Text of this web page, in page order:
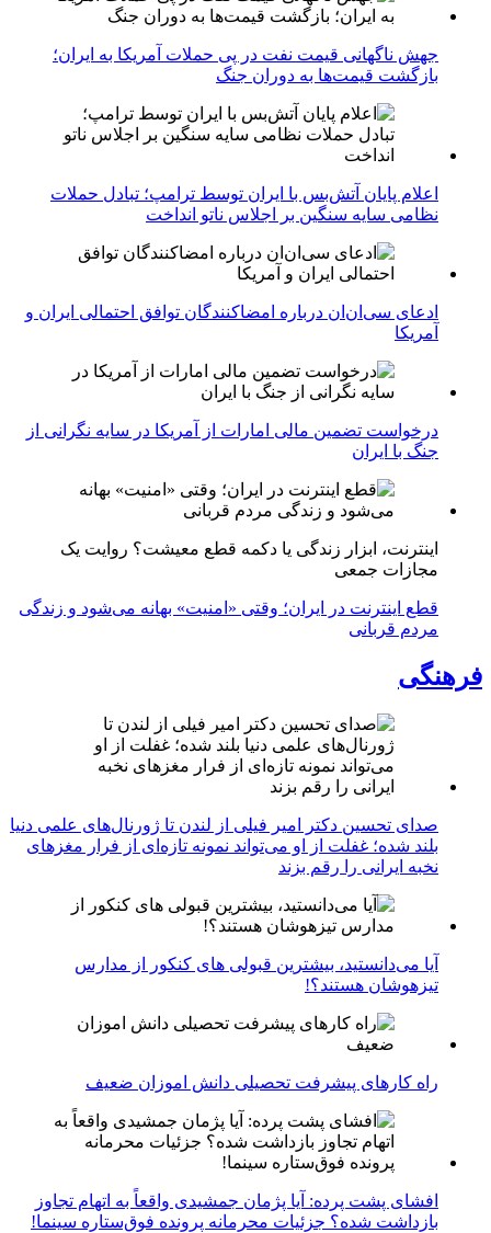
جهش ناگهانی قیمت نفت در پی حملات آمریکا به ایران؛
بازگشت قیمت‌ها به دوران جنگ
اعلام پایان آتش‌بس با ایران توسط ترامپ؛ تبادل حملات
نظامی سایه سنگین بر اجلاس ناتو انداخت
ادعای سی‌ان‌ان درباره امضاکنندگان توافق احتمالی ایران و
آمریکا
درخواست تضمین مالی امارات از آمریکا در سایه نگرانی از
جنگ با ایران
اینترنت، ابزار زندگی یا دکمه قطع معیشت؟ روایت یک
مجازات جمعی
قطع اینترنت در ایران؛ وقتی «امنیت» بهانه می‌شود و زندگی
مردم قربانی
فرهنگی
صدای تحسین دکتر امیر فیلی از لندن تا ژورنال‌های علمی دنیا
بلند شده؛ غفلت از او می‌تواند نمونه تازه‌ای از فرار مغزهای
نخبه ایرانی را رقم بزند
آیا می‌دانستید، بیشترین قبولی های کنکور از مدارس
تیزهوشان هستند؟!
راه کارهای پیشرفت تحصیلی دانش اموزان ضعیف
افشای پشت پرده: آیا پژمان جمشیدی واقعاً به اتهام تجاوز
بازداشت شده؟ جزئیات محرمانه پرونده فوق‌ستاره سینما!